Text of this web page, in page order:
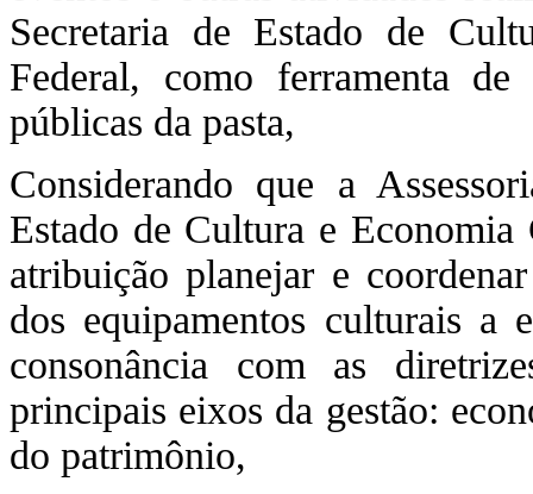
Secretaria de Estado de
Federal, como ferramenta
públicas da pasta,
Considerando que a
Estado de Cultura e
atribuição planejar e
dos equipamentos culturais a
consonância com as
principais eixos da gestão:
do patrimônio,